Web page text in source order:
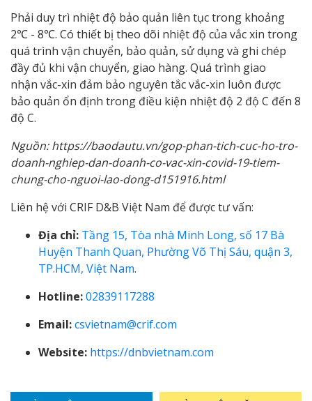
Phải duy trì nhiệt độ bảo quản liên tục trong khoảng
2℃ - 8℃. Có thiết bị theo dõi nhiệt độ của vắc xin trong
quá trình vận chuyển, bảo quản, sử dụng và ghi chép
đầy đủ khi vận chuyển, giao hàng. Quá trình giao
nhận vắc-xin đảm bảo nguyên tắc vắc-xin luôn được
bảo quản ổn định trong điều kiện nhiệt độ 2 độ C đến 8
độ C.
Nguồn: https://baodautu.vn/gop-phan-tich-cuc-ho-tro-
doanh-nghiep-dan-doanh-co-vac-xin-covid-19-tiem-
chung-cho-nguoi-lao-dong-d151916.html
Liên hệ với CRIF D&B Việt Nam để được tư vấn:
Địa chỉ: Tầng 15, Tòa nhà Minh Long, số 17 Bà
Huyện Thanh Quan, Phường Võ Thị Sáu, quận 3,
TP.HCM, Việt Nam.
Hotline:02839117288
Email:csvietnam@crif.com
Website: https://dnbvietnam.com